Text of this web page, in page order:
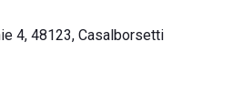
4, 48123, Casalborsetti